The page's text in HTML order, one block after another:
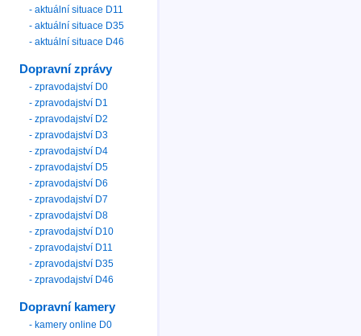
- aktuální situace D11
- aktuální situace D35
- aktuální situace D46
Dopravní zprávy
- zpravodajství D0
- zpravodajství D1
- zpravodajství D2
- zpravodajství D3
- zpravodajství D4
- zpravodajství D5
- zpravodajství D6
- zpravodajství D7
- zpravodajství D8
- zpravodajství D10
- zpravodajství D11
- zpravodajství D35
- zpravodajství D46
Dopravní kamery
- kamery online D0